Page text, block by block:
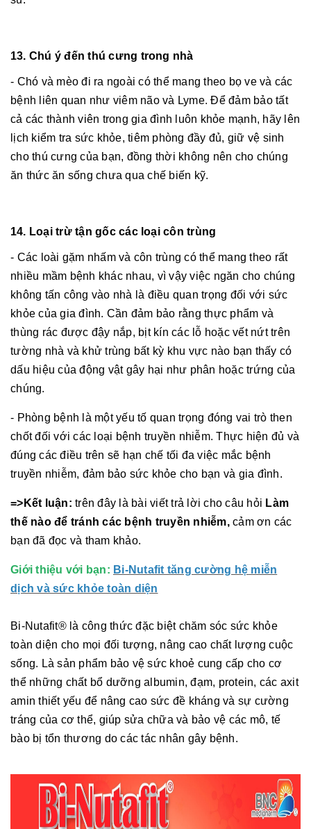
13. Chú ý đến thú cưng trong nhà
- Chó và mèo đi ra ngoài có thể mang theo bọ ve và các
bệnh liên quan như viêm não và Lyme. Để đảm bảo tất
cả các thành viên trong gia đình luôn khỏe mạnh, hãy lên
lịch kiểm tra sức khỏe, tiêm phòng đầy đủ, giữ vệ sinh
cho thú cưng của bạn, đồng thời không nên cho chúng
ăn thức ăn sống chưa qua chế biến kỹ.
14. Loại trừ tận gốc các loại côn trùng
- Các loài gặm nhấm và côn trùng có thể mang theo rất
nhiều mầm bệnh khác nhau, vì vậy việc ngăn cho chúng
không tấn công vào nhà là điều quan trọng đối với sức
khỏe của gia đình. Cần đảm bảo rằng thực phẩm và
thùng rác được đậy nắp, bịt kín các lỗ hoặc vết nứt trên
tường nhà và khử trùng bất kỳ khu vực nào bạn thấy có
dấu hiệu của động vật gây hại như phân hoặc trứng của
chúng.
- Phòng bệnh là một yếu tố quan trọng đóng vai trò then
chốt đối với các loại bệnh truyền nhiễm. Thực hiện đủ và
đúng các điều trên sẽ hạn chế tối đa việc mắc bệnh
truyền nhiễm, đảm bảo sức khỏe cho bạn và gia đình.
=>Kết luận: trên đây là bài viết trả lời cho câu hỏi Làm
thế nào để tránh các bệnh truyền nhiễm,cảm ơn các
bạn đã đọc và tham khảo.
Giới thiệu với bạn: Bi-Nutafit tăng cường hệ miễn
dịch và sức khỏe toàn diện
Bi-Nutafit® là công thức đặc biệt chăm sóc sức khỏe
toàn diện cho mọi đối tượng, nâng cao chất lượng cuộc
sống. Là sản phẩm bảo vệ sức khoẻ cung cấp cho cơ
thể những chất bổ dưỡng albumin, đạm, protein, các axit
amin thiết yếu để nâng cao sức đề kháng và sự cường
tráng của cơ thể, giúp sửa chữa và bảo vệ các mô, tế
bào bị tổn thương do các tác nhân gây bệnh.